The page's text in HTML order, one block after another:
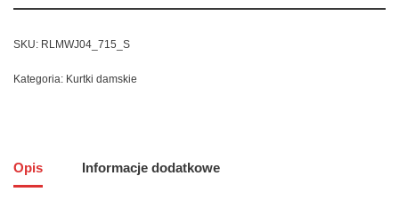
SKU: RLMWJ04_715_S
Kategoria: Kurtki damskie
Opis Informacje dodatkowe